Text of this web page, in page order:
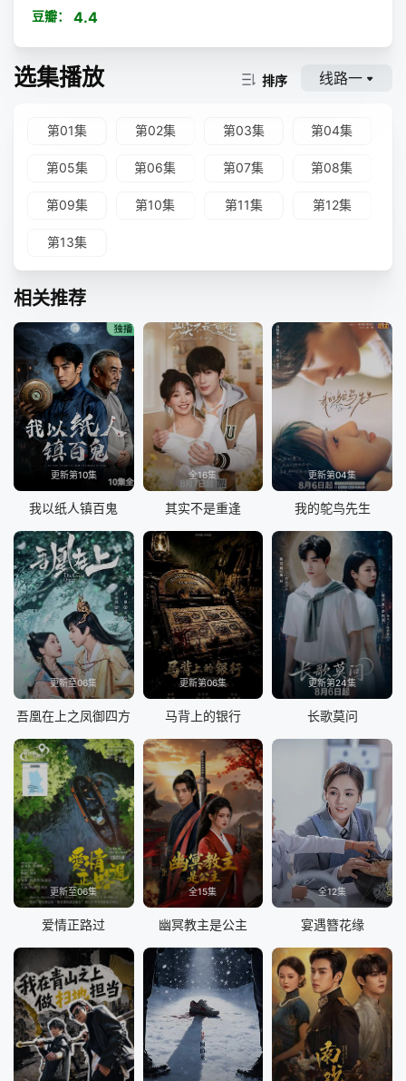
豆瓣：
4.4
选集播放 排序 线路一
第01集 第02集 第03集 第04集
第05集 第06集 第07集 第08集
第09集 第10集 第11集 第12集
第13集
相关推荐
更新第10集
我以纸人镇百鬼
全16集
其实不是重逢
更新第04集
我的鸵鸟先生
更新至06集
吾凰在上之凤御四方
更新第06集
马背上的银行
更新第24集
长歌莫问
更新至06集
爱情正路过
全15集
幽冥教主是公主
全12集
宴遇簪花缘